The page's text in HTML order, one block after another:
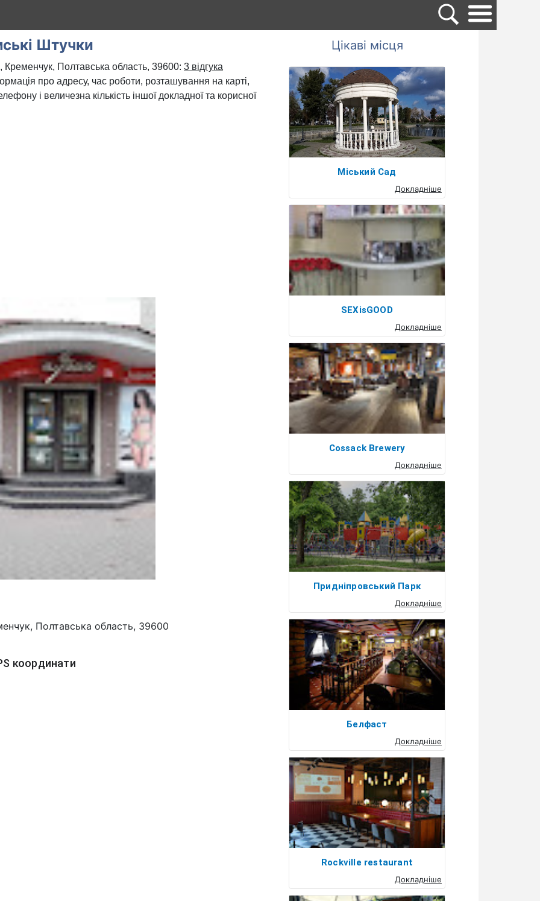
Штучки
Полтавська область, 39600: 3 відгука
про адресу, час роботи, розташування на карті,
і величезна кількість іншої докладної та корисної
Полтавська область, 39600
координати
Цікаві місця
Міський Сад
Докладніше
SEXisGOOD
Докладніше
Cossack Brewery
Докладніше
Придніпровський Парк
Докладніше
Белфаст
Докладніше
Rockville restaurant
Докладніше